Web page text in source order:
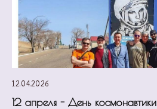
12.04.2026
12 апреля - День космонавтики